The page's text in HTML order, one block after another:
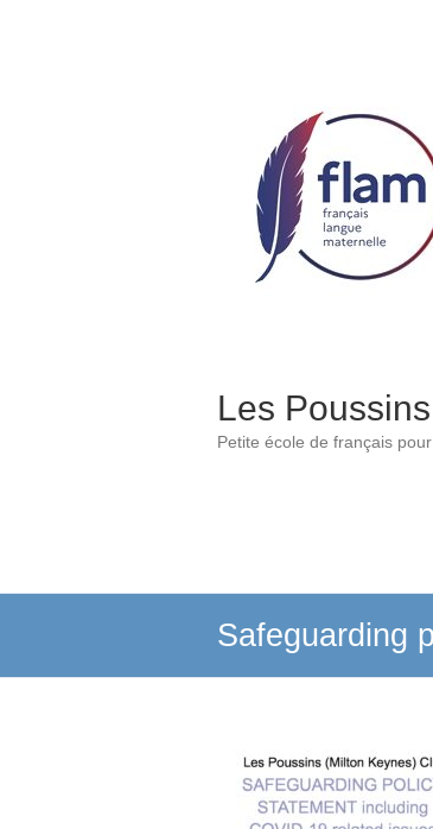
Les
Petite école de français
Safeguarding